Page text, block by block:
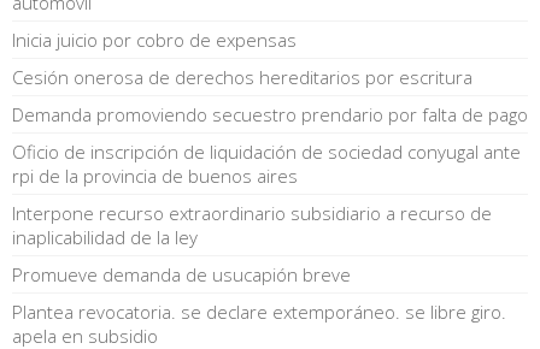
Inicia juicio por cobro de expensas
Cesión onerosa de derechos hereditarios por escritura
Demanda promoviendo secuestro prendario por falta de pago
Oficio de inscripción de liquidación de sociedad conyugal ante
rpi de la provincia de buenos aires
Interpone recurso extraordinario subsidiario a recurso de
inaplicabilidad de la ley
Promueve demanda de usucapión breve
Plantea revocatoria. se declare extemporáneo. se libre giro.
apela en subsidio